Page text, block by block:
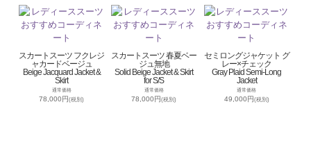
スカートスーツ フクレジ
ャカードベージュ
Beige Jacquard Jacket &
Skirt
通常価格
78,000円(税別)
スカートスーツ 春夏ベー
ジュ無地
Solid Beige Jacket & Skirt
for S/S
通常価格
78,000円(税別)
セミロングジャケット グ
レー×チェック
Gray Plaid Semi-Long
Jacket
通常価格
49,000円(税別)